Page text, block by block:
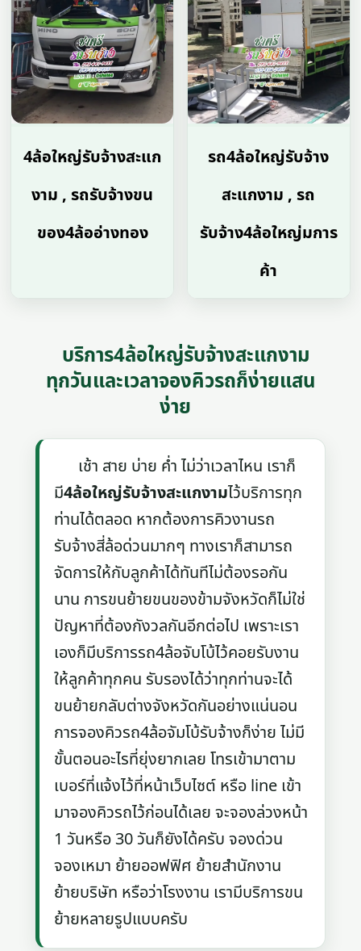
4ล้อใหญ่รับจ้างสะแก
งาม , รถรับจ้างขน
ของ4ล้ออ่างทอง
รถ4ล้อใหญ่รับจ้าง
สะแกงาม , รถ
รับจ้าง4ล้อใหญ่มการ
ค้า
บริการ4ล้อใหญ่รับจ้างสะแกงาม
ทุกวันและเวลาจองคิวรถก็ง่ายแสน
ง่าย
เช้า สาย บ่าย ค่ำ ไม่ว่าเวลาไหน เราก็
มี4ล้อใหญ่รับจ้างสะแกงามไว้บริการทุก
ท่านได้ตลอด หากต้องการคิวงานรถ
รับจ้างสี่ล้อด่วนมากๆ ทางเราก็สามารถ
จัดการให้กับลูกค้าได้ทันทีไม่ต้องรอกัน
นาน การขนย้ายขนของข้ามจังหวัดก็ไม่ใช่
ปัญหาที่ต้องกังวลกันอีกต่อไป เพราะเรา
เองก็มีบริการรถ4ล้อจับโบ้ไว้คอยรับงาน
ให้ลูกค้าทุกคน รับรองได้ว่าทุกท่านจะได้
ขนย้ายกลับต่างจังหวัดกันอย่างแน่นอน
การจองคิวรถ4ล้อจัมโบ้รับจ้างก็ง่าย ไม่มี
ขั้นตอนอะไรที่ยุ่งยากเลย โทรเข้ามาตาม
เบอร์ที่แจ้งไว้ที่หน้าเว็บไซต์ หรือ line เข้า
มาจองคิวรถไว้ก่อนได้เลย จะจองล่วงหน้า
1 วันหรือ 30 วันก็ยังได้ครับ จองด่วน
จองเหมา ย้ายออฟฟิศ ย้ายสำนักงาน
ย้ายบริษัท หรือว่าโรงงาน เรามีบริการขน
ย้ายหลายรูปแบบครับ